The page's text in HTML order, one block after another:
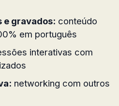
e gravados: conteúdo
em português
interativas com
networking com outros